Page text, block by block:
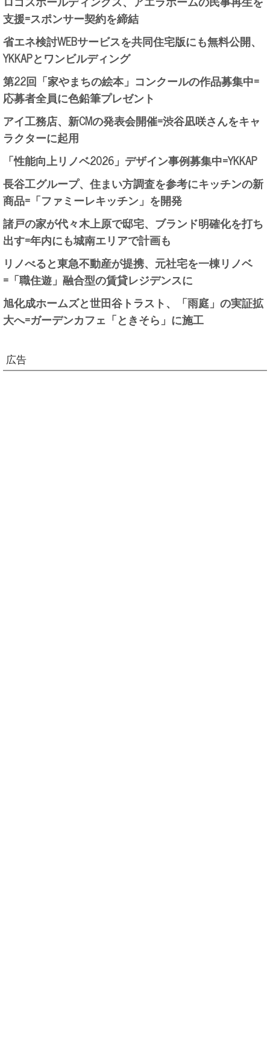
支援=スポンサー契約を締結
省エネ検討WEBサービスを共同住宅版にも無料公開、
YKKAPとワンビルディング
第22回「家やまちの絵本」コンクールの作品募集中=
応募者全員に色鉛筆プレゼント
アイ工務店、新CMの発表会開催=渋谷凪咲さんをキャ
ラクターに起用
「性能向上リノベ2026」デザイン事例募集中=YKKAP
長谷工グループ、住まい方調査を参考にキッチンの新
商品=「ファミーレキッチン」を開発
諸戸の家が代々木上原で邸宅、ブランド明確化を打ち
出す=年内にも城南エリアで計画も
リノべると東急不動産が提携、元社宅を一棟リノベ
=「職住遊」融合型の賃貸レジデンスに
旭化成ホームズと世田谷トラスト、「雨庭」の実証拡
大へ=ガーデンカフェ「ときそら」に施工
広告